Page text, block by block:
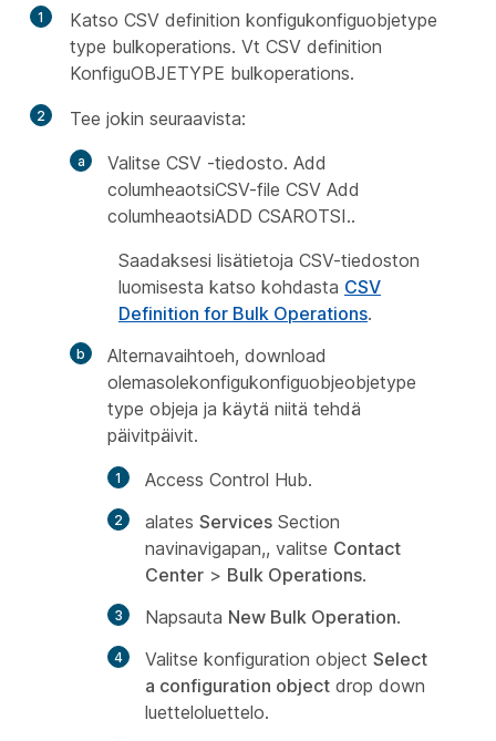
1
Katso CSV definition konfigukonfiguobjetype
type bulkoperations. Vt CSV definition
KonfiguOBJETYPE bulkoperations.
2
Tee jokin seuraavista:
Valitse CSV -tiedosto. Add
columheaotsiCSV-file CSV Add
columheaotsiADD CSAROTSI..
Saadaksesi lisätietoja CSV-tiedoston
luomisesta katso kohdasta CSV
Definition for Bulk Operations.
Alternavaihtoeh, download
olemasolekonfigukonfiguobjeobjetype
type objeja ja käytä niitä tehdä
päivitpäivit.
Access Control Hub.
alates Services Section
navinavigapan,, valitse Contact
Center > Bulk Operations.
Napsauta New Bulk Operation.
Valitse konfiguration object Select
a configuration object drop down
luetteloluettelo.